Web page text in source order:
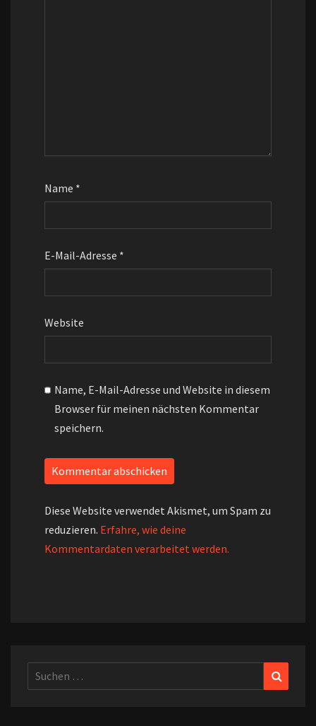
Name *
E-Mail-Adresse *
Website
Name, E-Mail-Adresse und Website in diesem
Browser für meinen nächsten Kommentar
speichern.
Diese Website verwendet Akismet, um Spam zu
reduzieren. Erfahre, wie deine
Kommentardaten verarbeitet werden.
Suchen
nach: